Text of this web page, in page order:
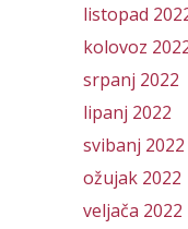
listopad
kolovoz
srpanj 2022
lipanj 2022
svibanj 2022
ožujak 2022
veljača 2022